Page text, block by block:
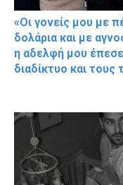
«Οι γονείς μου με
δολάρια και με
η αδελφή μου
διαδίκτυο και